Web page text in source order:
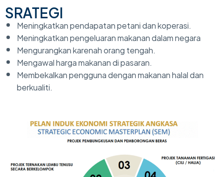
SRATEGI
Meningkatkan pendapatan petani dan koperasi.
Meningkatkan pengeluaran makanan dalam negara
Mengurangkan karenah orang tengah.
Mengawal harga makanan di pasaran.
Membekalkan pengguna dengan makanan halal dan
berkualiti.